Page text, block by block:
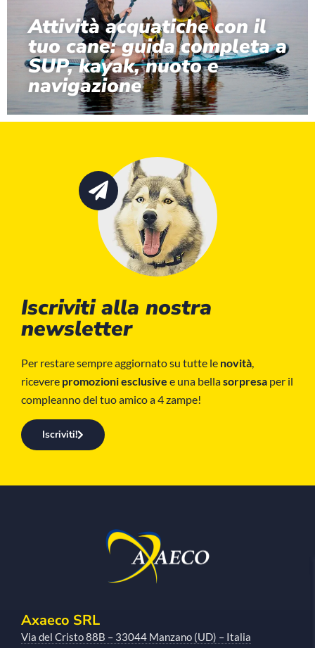
Attività acquatiche con il
tuo cane: guida completa a
SUP, kayak, nuoto e
navigazione
Iscriviti alla nostra
newsletter
Per restare sempre aggiornato su tutte le novità,
ricevere promozioni esclusive e una bellasorpresa per il
compleanno del tuo amico a 4 zampe!
Iscriviti!
Axaeco SRL
Via del Cristo 88B – 33044 Manzano (UD) – Italia